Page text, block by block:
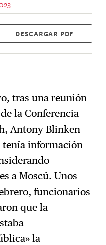
DESCARGAR PDF
tras una reunión
la Conferencia
Antony Blinken
tenía información
a Moscú. Unos
funcionarios
que la
la